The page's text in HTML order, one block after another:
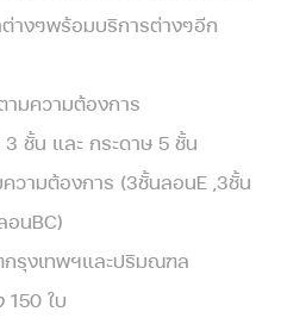
างๆพร้อมบริการต่างๆอีก
มความต้องการ
ชั้น และ กระดาษ 5 ชั้น
วามต้องการ (3ชั้นลอนE ,3ชั้น
อนBC)
กรุงเทพฯและปริมณฑล
ใบ